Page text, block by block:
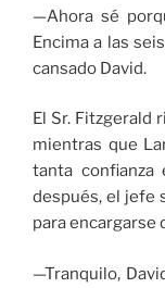
—Ahora sé
Encima a las
cansado David.
El Sr. Fitzgerald
mientras que
tanta confianza
después, el jefe
para encargarse
—Tranquilo,